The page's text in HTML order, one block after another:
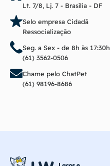
Lt. 7/8, Lj. 7 - Brasília - DF
Selo empresa Cidadã
Ressocialização
Seg. a Sex - de 8h às 17:30h
(61) 3562-0506
Chame pelo ChatPet
(61) 98196-8686